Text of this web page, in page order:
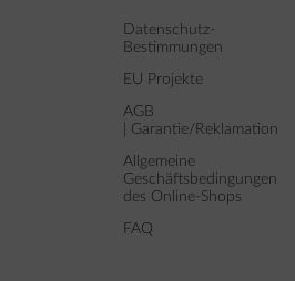
Datenschutz-
Bestimmungen
EU Projekte
AGB
| Garantie/Reklamation
Allgemeine
Geschäftsbedingungen
des Online-Shops
FAQ